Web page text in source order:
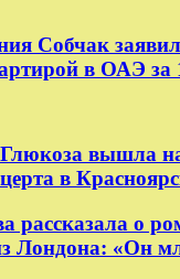
Собчак
в ОАЭ за
вышла
в
рассказала о
Лондона: «Он